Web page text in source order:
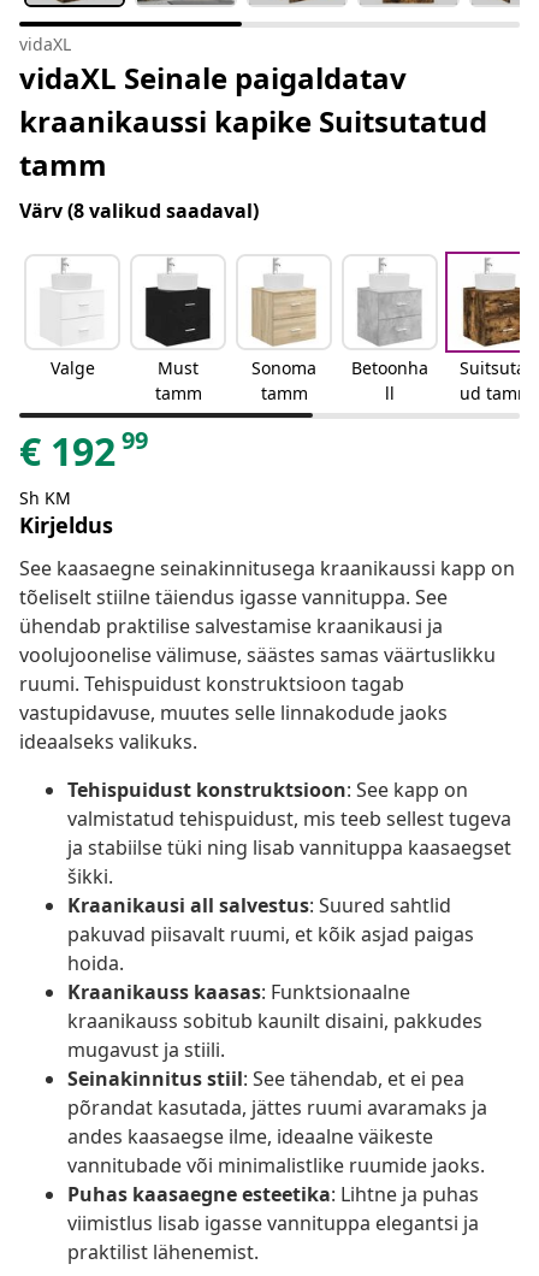
vidaXL
vidaXL Seinale paigaldatav
kraanikaussi kapike Suitsutatud
tamm
Värv(8 valikud saadaval)
Valge
Must
tamm
Sonoma
tamm
Betoonha
ll
Suitsutat
ud tamm
€ 19299
Sh KM
Kirjeldus
See kaasaegne seinakinnitusega kraanikaussi kapp on
tõeliselt stiilne täiendus igasse vannituppa. See
ühendab praktilise salvestamise kraanikausi ja
voolujoonelise välimuse, säästes samas väärtuslikku
ruumi. Tehispuidust konstruktsioon tagab
vastupidavuse, muutes selle linnakodude jaoks
ideaalseks valikuks.
Tehispuidust konstruktsioon: See kapp on
valmistatud tehispuidust, mis teeb sellest tugeva
ja stabiilse tüki ning lisab vannituppa kaasaegset
šikki.
Kraanikausi all salvestus: Suured sahtlid
pakuvad piisavalt ruumi, et kõik asjad paigas
hoida.
Kraanikauss kaasas: Funktsionaalne
kraanikauss sobitub kaunilt disaini, pakkudes
mugavust ja stiili.
Seinakinnitus stiil: See tähendab, et ei pea
põrandat kasutada, jättes ruumi avaramaks ja
andes kaasaegse ilme, ideaalne väikeste
vannitubade või minimalistlike ruumide jaoks.
Puhas kaasaegne esteetika: Lihtne ja puhas
viimistlus lisab igasse vannituppa elegantsi ja
praktilist lähenemist.